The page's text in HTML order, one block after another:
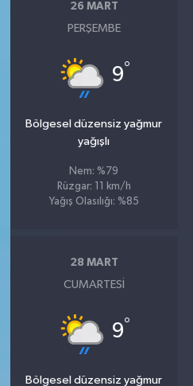
26 MART
PERŞEMBE
9°
Bölgesel düzensiz yağmur
yağışlı
Nem: %79
Rüzgar: 11 km/h
Yağış Olasılığı: %85
28 MART
CUMARTESI
9°
Bölgesel düzensiz yağmur